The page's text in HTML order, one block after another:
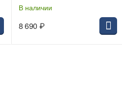
В наличии
8 690 ₽